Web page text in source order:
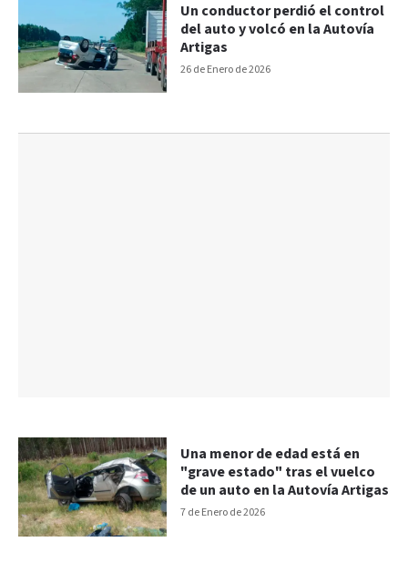
26 de Enero de 2026
Un conductor perdió el control
del auto y volcó en la Autovía
Artigas
7 de Enero de 2026
Una menor de edad está en
"grave estado" tras el vuelco
de un auto en la Autovía Artigas